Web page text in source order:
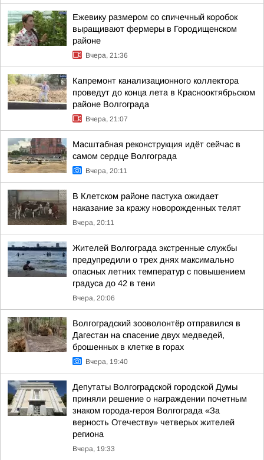
Ежевику размером со спичечный коробок
выращивают фермеры в Городищенском
районе
Вчера, 21:36
Капремонт канализационного коллектора
проведут до конца лета в Краснооктябрьском
районе Волгограда
Вчера, 21:07
Масштабная реконструкция идёт сейчас в
самом сердце Волгограда
Вчера, 20:11
В Клетском районе пастуха ожидает
наказание за кражу новорожденных телят
Вчера, 20:11
Жителей Волгограда экстренные службы
предупредили о трех днях максимально
опасных летних температур с повышением
градуса до 42 в тени
Вчера, 20:06
Волгоградский зооволонтёр отправился в
Дагестан на спасение двух медведей,
брошенных в клетке в горах
Вчера, 19:40
Депутаты Волгоградской городской Думы
приняли решение о награждении почетным
знаком города-героя Волгограда «За
верность Отечеству» четверых жителей
региона
Вчера, 19:33